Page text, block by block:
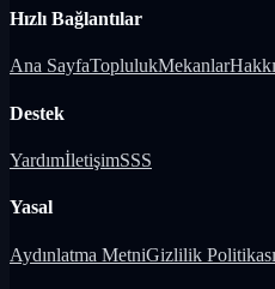
Hızlı Bağlantılar
Ana SayfaToplulukMekanlar
Destek
YardımİletişimSSS
Yasal
Aydınlatma MetniGizlilik Politikası